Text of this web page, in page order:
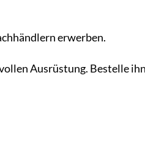
erwerben.
Ausrüstung. Bestelle